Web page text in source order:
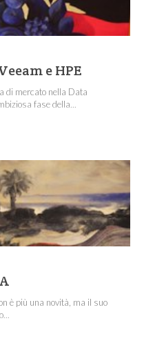
e HPE
di mercato nella Data
fase della...
è più una novità, ma il suo